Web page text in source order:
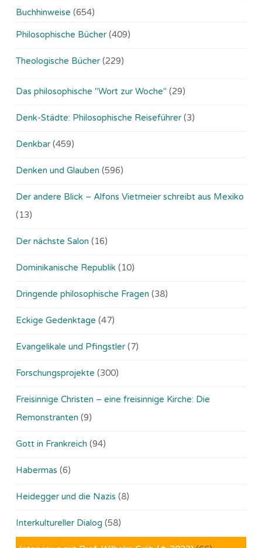
Buchhinweise (654)
Philosophische Bücher (409)
Theologische Bücher (229)
Das philosophische "Wort zur Woche" (29)
Denk-Städte: Philosophische Reiseführer (3)
Denkbar (459)
Denken und Glauben (596)
Der andere Blick – Alfons Vietmeier schreibt aus Mexiko
(13)
Der nächste Salon (16)
Dominikanische Republik (10)
Dringende philosophische Fragen (38)
Eckige Gedenktage (47)
Evangelikale und Pfingstler (7)
Forschungsprojekte (300)
Freisinnige Christen – eine freisinnige Kirche: Die
Remonstranten (9)
Gott in Frankreich (94)
Habermas (6)
Heidegger und die Nazis (8)
Interkultureller Dialog (58)